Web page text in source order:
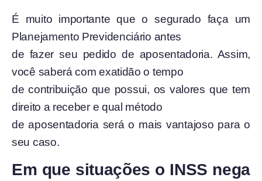
É muito importante que o segurado faça um
Planejamento Previdenciário antes
de fazer seu pedido de aposentadoria. Assim,
você saberá com exatidão o tempo
de contribuição que possui, os valores que tem
direito a receber e qual método
de aposentadoria será o mais vantajoso para o
seu caso.
Em que situações o INSS nega